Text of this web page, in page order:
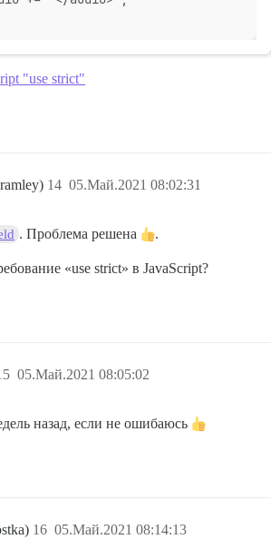
"use strict"
05.Май.2021 08:02:31
14
. Проблема решена .
«use strict» в JavaScript?
05.Май.2021 08:05:02
назад, если не ошибаюсь
05.Май.2021 08:14:13
16